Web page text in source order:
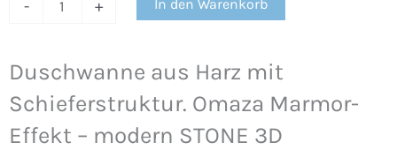
Duschwanne aus Harz mit
Schieferstruktur. Omaza Marmor-
Effekt – modern STONE 3D
- + In den Warenkorb